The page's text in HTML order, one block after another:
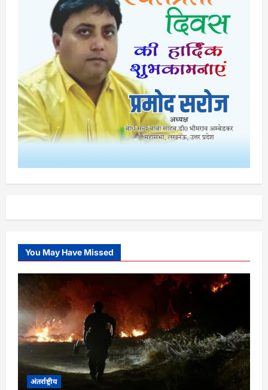
You May Have Missed
अंतर्राष्ट्रीय